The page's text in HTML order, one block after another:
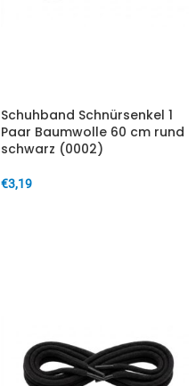
Schuhband Schnürsenkel 1
Paar Baumwolle 60 cm rund
schwarz (0002)
€3,19